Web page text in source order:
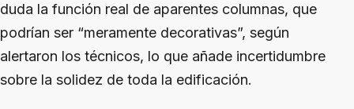
duda la función real de aparentes columnas, que
podrían ser “meramente decorativas”, según
alertaron los técnicos, lo que añade incertidumbre
sobre la solidez de toda la edificación.